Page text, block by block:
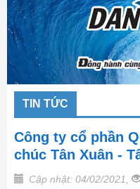
TIN TỨC
Công ty cổ phần
chúc Tân Xuân -
Cập nhật: 04/02/2021,